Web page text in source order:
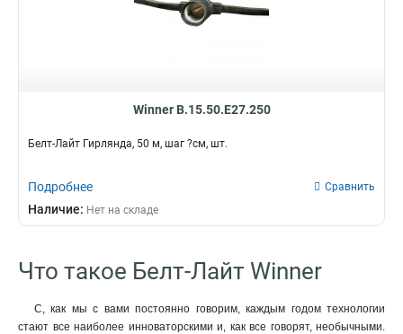
Winner B.15.50.E27.250
Белт-Лайт Гирлянда, 50 м, шаг ?см, шт.
Подробнее Сравнить
Наличие: Нет на складе
Что такое Белт-Лайт Winner
С, как мы с вами постоянно говорим, каждым годом технологии
стают все наиболее инноваторскими и, как все говорят, необычными.